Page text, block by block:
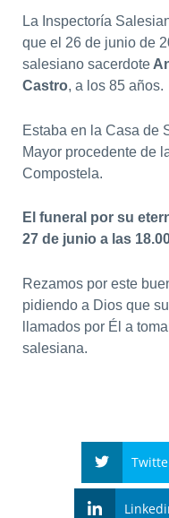
La Inspectoría
que el 26 de junio de
salesiano sacerdote
Castro, a los 85 años.
Estaba en la Casa de
Mayor procedente de
Compostela.
El funeral por su
27 de junio a las
Rezamos por este
pidiendo a Dios que
llamados por Él a
salesiana.